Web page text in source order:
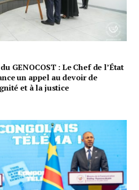
GENOCOST : Le Chef de l’État
un appel au devoir de
et à la justice